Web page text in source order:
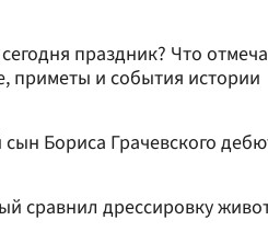
праздник? Что
приметы и события истории
Бориса Грачевского
сравнил дрессировку